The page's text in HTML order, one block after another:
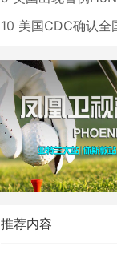
10 美国CDC确认全国首
推荐内容